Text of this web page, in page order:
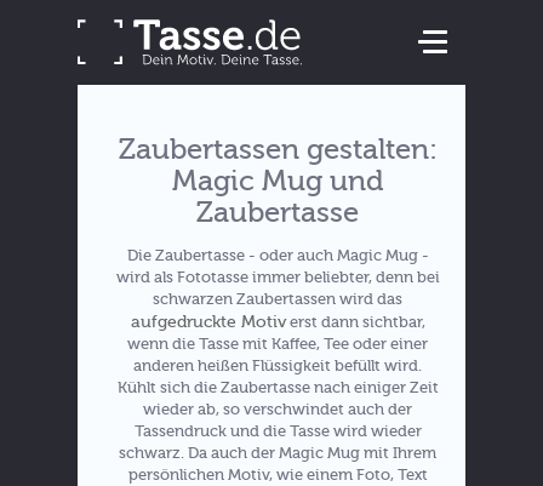
Zaubertassen gestalten:
Magic Mug und
Zaubertasse
Die Zaubertasse - oder auch Magic Mug -
wird als Fototasse immer beliebter, denn bei
schwarzen Zaubertassen wird das
aufgedruckte Motiverst dann sichtbar,
wenn die Tasse mit Kaffee, Tee oder einer
anderen heißen Flüssigkeit befüllt wird.
Kühlt sich die Zaubertasse nach einiger Zeit
wieder ab, so verschwindet auch der
Tassendruck und die Tasse wird wieder
schwarz. Da auch der Magic Mug mit Ihrem
persönlichen Motiv, wie einem Foto, Text